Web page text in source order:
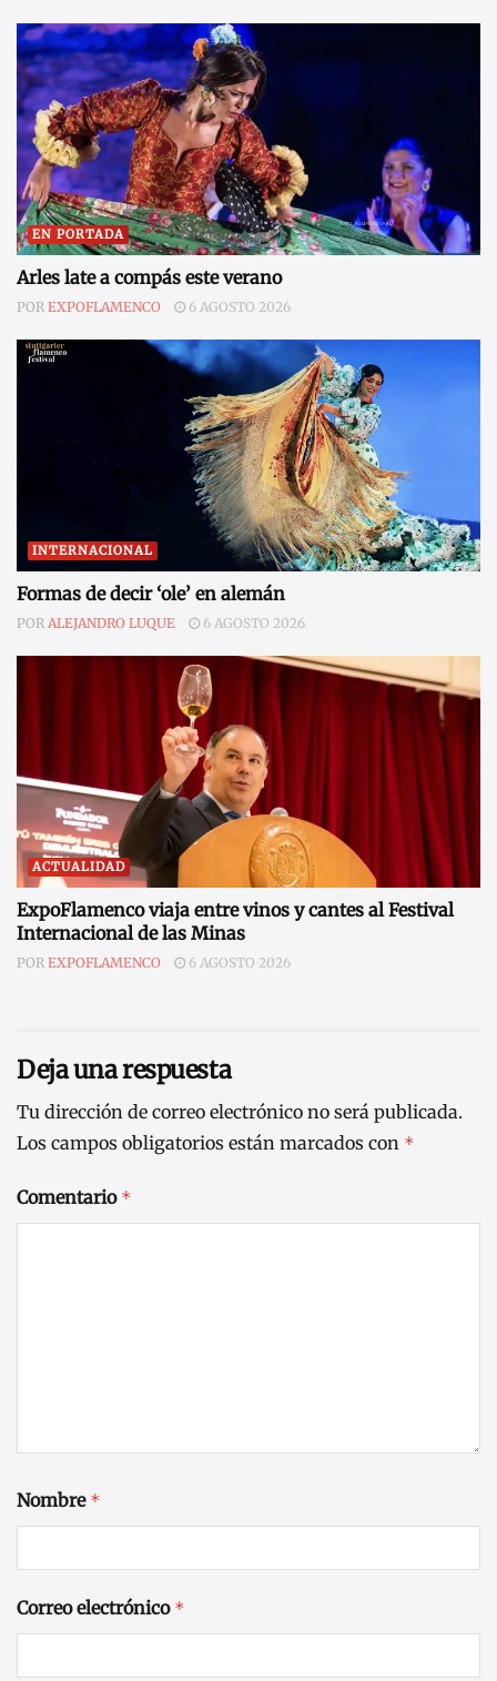
EN PORTADA
Arles late a compás este verano
POR EXPOFLAMENCO 6 AGOSTO 2026
INTERNACIONAL
Formas de decir ‘ole’ en alemán
POR ALEJANDRO LUQUE 6 AGOSTO 2026
ACTUALIDAD
ExpoFlamenco viaja entre vinos y cantes al Festival
Internacional de las Minas
POR EXPOFLAMENCO 6 AGOSTO 2026
Deja una respuesta
Tu dirección de correo electrónico no será publicada.
Los campos obligatorios están marcados con *
Comentario *
Nombre *
Correo electrónico *